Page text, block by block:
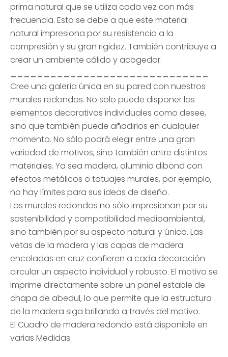
prima natural que se utiliza cada vez con más
frecuencia. Esto se debe a que este material
natural impresiona por su resistencia a la
compresión y su gran rigidez. También contribuye a
crear un ambiente cálido y acogedor.
Cree una galería única en su pared con nuestros
murales redondos. No solo puede disponer los
elementos decorativos individuales como desee,
sino que también puede añadirlos en cualquier
momento. No sólo podrá elegir entre una gran
variedad de motivos, sino también entre distintos
materiales. Ya sea madera, aluminio dibond con
efectos metálicos o tatuajes murales, por ejemplo,
no hay límites para sus ideas de diseño.
Los murales redondos no sólo impresionan por su
sostenibilidad y compatibilidad medioambiental,
sino también por su aspecto natural y único. Las
vetas de la madera y las capas de madera
encoladas en cruz confieren a cada decoración
circular un aspecto individual y robusto. El motivo se
imprime directamente sobre un panel estable de
chapa de abedul, lo que permite que la estructura
de la madera siga brillando a través del motivo.
El Cuadro de madera redondo está disponible en
varias Medidas.